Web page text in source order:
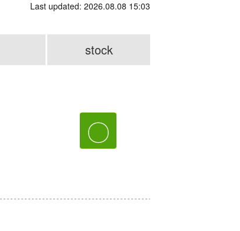
Last updated: 2026.08.08 15:03
stock
〇